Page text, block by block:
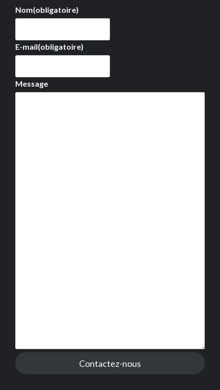
Nom(obligatoire)
E-mail(obligatoire)
Message
Contactez-nous